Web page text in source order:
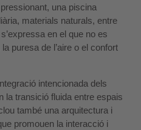
una piscina
materials naturals, entre
en el que no es
puresa de l’aire o el confort
intencionada dels
la transició fluida entre espais
també una arquitectura i
promouen la interacció i